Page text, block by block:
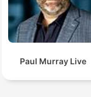
Paul Murray Live